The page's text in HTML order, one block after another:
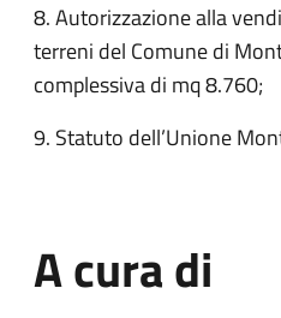
8. Autorizzazione alla
terreni del Comune di
complessiva di mq 8.760;
9. Statuto dell’Unione
A cura di